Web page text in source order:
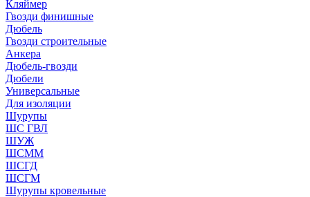
Кляймер
Гвозди финишные
Дюбель
Гвозди строительные
Анкера
Дюбель-гвозди
Дюбели
Универсальные
Для изоляции
Шурупы
ШС ГВЛ
ШУЖ
ШСММ
ШСГД
ШСГМ
Шурупы кровельные